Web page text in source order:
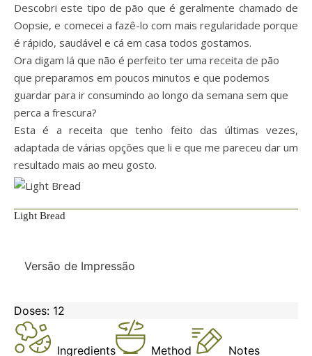
Descobri este tipo de pão que é geralmente chamado de
Oopsie, e comecei a fazê-lo com mais regularidade porque
é rápido, saudável e cá em casa todos gostamos.
Ora digam lá que não é perfeito ter uma receita de pão
que preparamos em poucos minutos e que podemos
guardar para ir consumindo ao longo da semana sem que
perca a frescura?
Esta é a receita que tenho feito das últimas vezes,
adaptada de várias opções que li e que me pareceu dar um
resultado mais ao meu gosto.
Light Bread
Versão de Impressão
Doses: 12
Ingredients Method Notes